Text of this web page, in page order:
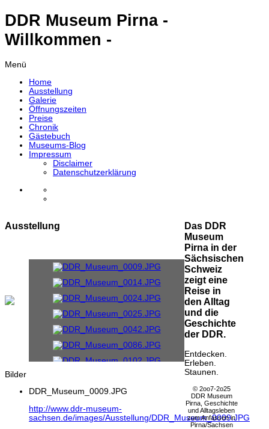
DDR Museum Pirna -
Willkommen -
Menü
Home
Ausstellung
Galerie
Öffnungszeiten
Preise
Chronik
Gästebuch
Museums-Blog
Impressum
Disclaimer
Datenschutzerklärung
Ausstellung
Bilder
DDR_Museum_0009.JPG
http://www.ddr-museum-
sachsen.de/images/Ausstellung/DDR_Museum_0009.JPG
Das DDR
Museum
Pirna in der
Sächsischen
Schweiz
zeigt eine
Reise in
den Alltag
und die
Geschichte
der DDR.
Entdecken.
Erleben.
Staunen.
© 2oo7-2o25
DDR Museum
Pirna, Geschichte
und Alltagsleben
zum Anfassen in
Pirna/Sachsen